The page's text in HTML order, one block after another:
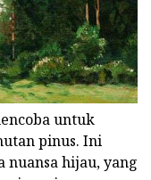
untuk
pinus. Ini
nuansa hijau, yang